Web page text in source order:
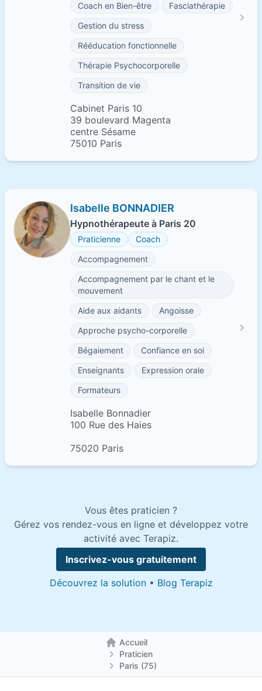
Coach en Bien-être
Fasciathérapie
Gestion du stress
Rééducation fonctionnelle
Thérapie Psychocorporelle
Transition de vie
Cabinet Paris 10
39 boulevard Magenta
centre Sésame
75010 Paris
Isabelle BONNADIER
Hypnothérapeute à Paris 20
Praticienne
Coach
Accompagnement
Accompagnement par le chant et le
mouvement
Aide aux aidants
Angoisse
Approche psycho-corporelle
Bégaiement
Confiance en soi
Enseignants
Expression orale
Formateurs
Isabelle Bonnadier
100 Rue des Haies
75020 Paris
Vous êtes praticien ?
Gérez vos rendez-vous en ligne et développez votre
activité avec Terapiz.
Inscrivez-vous gratuitement
Découvrez la solution• Blog Terapiz
Accueil
Retour à la page d'accueil
Praticien
Paris (75)